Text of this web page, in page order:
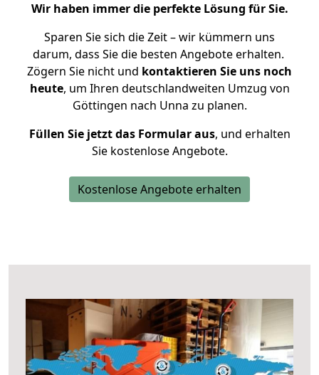
Wir haben immer die perfekte Lösung für Sie.
Sparen Sie sich die Zeit – wir kümmern uns
darum, dass Sie die besten Angebote erhalten.
Zögern Sie nicht und kontaktieren Sie uns noch
heute, um Ihren deutschlandweiten Umzug von
Göttingen nach Unna zu planen.
Füllen Sie jetzt das Formular aus, und erhalten
Sie kostenlose Angebote.
Kostenlose Angebote erhalten